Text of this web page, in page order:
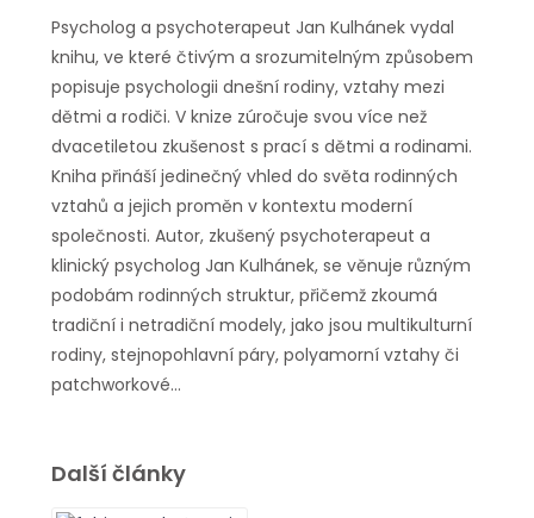
Psycholog a psychoterapeut Jan Kulhánek vydal
knihu, ve které čtivým a srozumitelným způsobem
popisuje psychologii dnešní rodiny, vztahy mezi
dětmi a rodiči. V knize zúročuje svou více než
dvacetiletou zkušenost s prací s dětmi a rodinami.
Kniha přináší jedinečný vhled do světa rodinných
vztahů a jejich proměn v kontextu moderní
společnosti. Autor, zkušený psychoterapeut a
klinický psycholog Jan Kulhánek, se věnuje různým
podobám rodinných struktur, přičemž zkoumá
tradiční i netradiční modely, jako jsou multikulturní
rodiny, stejnopohlavní páry, polyamorní vztahy či
patchworkové…
Další články